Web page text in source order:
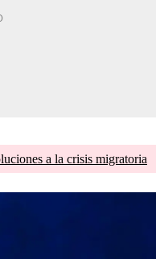
a la crisis migratoria